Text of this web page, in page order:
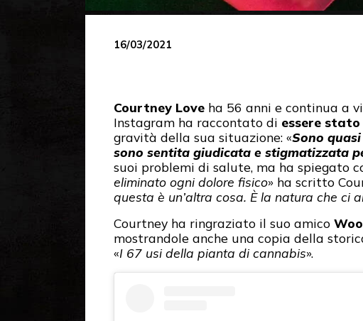
16/03/2021
Courtney Love ha 56 anni e continua a
Instagram ha raccontato di essere
gravità della sua situazione: «Sono
sono sentita giudicata e stigmatizzata
suoi problemi di salute, ma ha spiegato
eliminato ogni dolore fisico» ha scritto
questa è un’altra cosa. È la natura che ci
Courtney ha ringraziato il suo amico
mostrandole anche una copia della
«I 67 usi della pianta di cannabis».